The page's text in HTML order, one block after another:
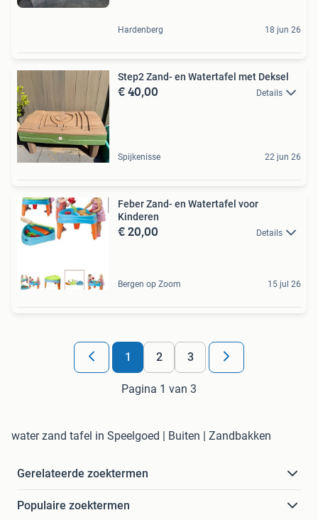
Hardenberg 18 jun 26
Step2 Zand- en Watertafel met Deksel
€ 40,00 Details
Spijkenisse 22 jun 26
Feber Zand- en Watertafel voor
Kinderen
€ 20,00 Details
Bergen op Zoom 15 jul 26
1 2 3
Pagina 1 van 3
water zand tafel in Speelgoed | Buiten | Zandbakken
Gerelateerde zoektermen
Populaire zoektermen